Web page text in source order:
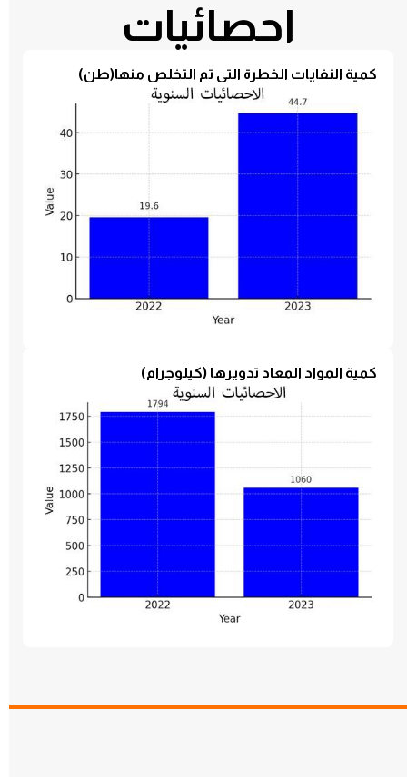
احصائيات
كمية النفايات الخطرة التي تم التخلص منها(طن)
كمية المواد المعاد تدويرها (كيلوجرام)